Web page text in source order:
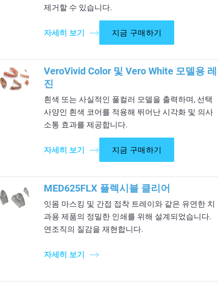
제거할 수 있습니다.​
자세히 보기 지금 구매하기
VeroVivid Color 및 Vero White 모델용 레
진
흰색 또는 사실적인 풀컬러 모델을 출력하며, 선택
사양인 흰색 코어를 적용해 뛰어난 시각화 및 의사
소통 효과를 제공합니다.
자세히 보기 지금 구매하기
MED625FLX 플렉시블 클리어
잇몸 마스킹 및 간접 접착 트레이와 같은 유연한 치
과용 제품의 정밀한 인쇄를 위해 설계되었습니다.
연조직의 질감을 재현합니다.
자세히 보기